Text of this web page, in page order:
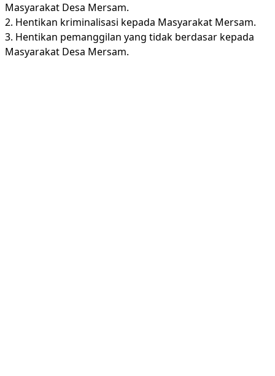
Masyarakat Desa Mersam.
2. Hentikan kriminalisasi kepada Masyarakat Mersam.
3. Hentikan pemanggilan yang tidak berdasar kepada
Masyarakat Desa Mersam.